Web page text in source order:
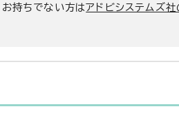
お持ちでない方はアドビシステムズ社